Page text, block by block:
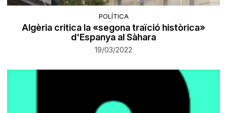
POLÍTICA
Algèria critica la «segona traïció històrica»
d'Espanya al Sàhara
19/03/2022